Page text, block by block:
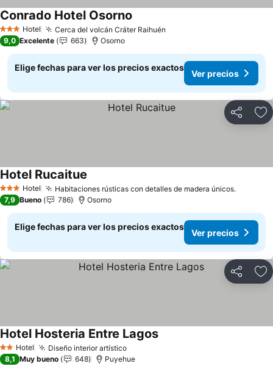
3 Estrellas
Hotel Cerca del volcán Cráter Raihuén
Conrado Hotel Osorno
9,0 Excelente 663 Osorno
Elige fechas para ver los precios exactos
Ver precios
Compartir
3 Estrellas
Hotel Habitaciones rústicas con detalles de madera únicos.Ver
Hotel Rucaitue
7,9 Bueno 786 Osorno
Elige fechas para ver los precios exactos
Ver precios
Compartir
2 Estrellas
Hotel Diseño interior artísticoVer precios
Hotel Hosteria Entre LagosVer precios
8,1 Muy bueno 648 Puyehue